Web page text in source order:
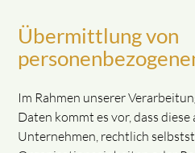
Übermittlung von
Im Rahmen unserer
Daten kommt es vor, dass diese
Unternehmen, rechtlich